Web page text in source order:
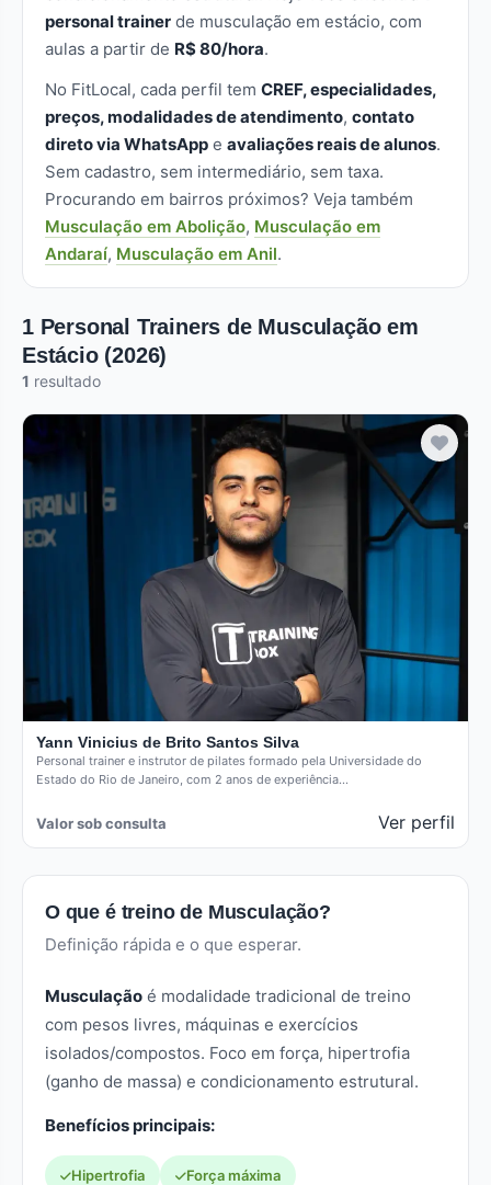
personal trainer de musculação em estácio, com
aulas a partir de R$ 80/hora.
No FitLocal, cada perfil tem CREF, especialidades,
preços, modalidades de atendimento, contato
direto via WhatsApp e avaliações reais de alunos.
Sem cadastro, sem intermediário, sem taxa.
Procurando em bairros próximos? Veja também
Musculação em Abolição, Musculação em
Andaraí, Musculação em Anil.
1 Personal Trainers de Musculação em
Estácio (2026)
1 resultado
Yann Vinicius de Brito Santos Silva
Personal trainer e instrutor de pilates formado pela Universidade do
Estado do Rio de Janeiro, com 2 anos de experiência…
Valor sob consulta Ver perfil
O que é treino de Musculação?
Definição rápida e o que esperar.
Musculação é modalidade tradicional de treino
com pesos livres, máquinas e exercícios
isolados/compostos. Foco em força, hipertrofia
(ganho de massa) e condicionamento estrutural.
Benefícios principais:
Hipertrofia Força máxima